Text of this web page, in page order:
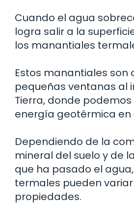
Cuando el agua
logra salir a la
los manantiales
Estos manantiales son
pequeñas ventanas al
Tierra, donde podemos
energía geotérmica en
Dependiendo de la
mineral del suelo y de
que ha pasado el
termales pueden
propiedades.